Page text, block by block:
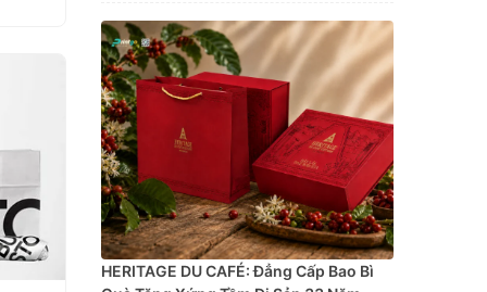
HERITAGE DU CAFÉ: Đẳng Cấp Bao Bì